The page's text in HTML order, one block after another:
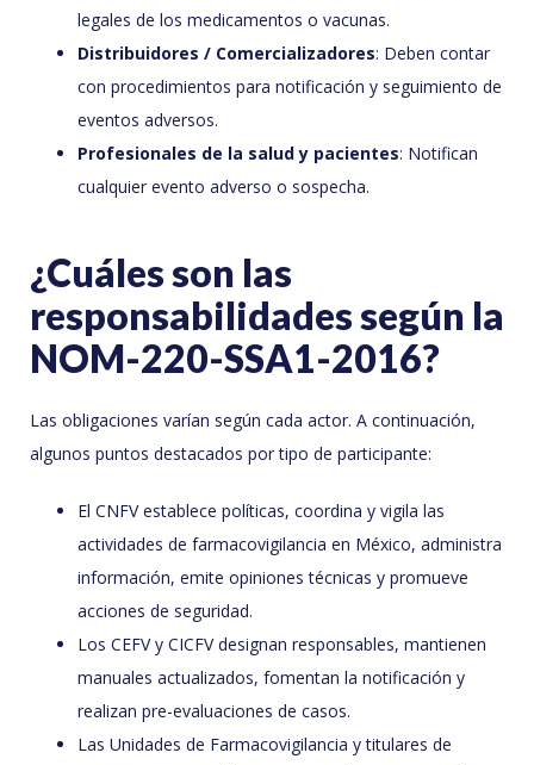
legales de los medicamentos o vacunas.
Distribuidores / Comercializadores: Deben contar
con procedimientos para notificación y seguimiento de
eventos adversos.
Profesionales de la salud y pacientes: Notifican
cualquier evento adverso o sospecha.
¿Cuáles son las
responsabilidades según la
NOM-220-SSA1-2016?
Las obligaciones varían según cada actor. A continuación,
algunos puntos destacados por tipo de participante:
El CNFV establece políticas, coordina y vigila las
actividades de farmacovigilancia en México, administra
información, emite opiniones técnicas y promueve
acciones de seguridad.
Los CEFV y CICFV designan responsables, mantienen
manuales actualizados, fomentan la notificación y
realizan pre-evaluaciones de casos.
Las Unidades de Farmacovigilancia y titulares de